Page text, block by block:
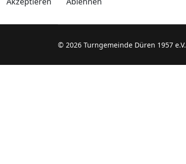
© 2026 Turngemeinde Düren 1957 e.V.